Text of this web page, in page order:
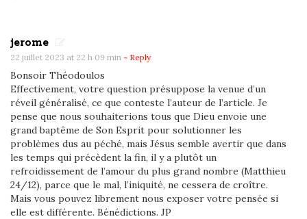
i
l
u
n
r
é
v
e
jerome
22 juillet 2023 at 22 h 09 min - Reply
Bonsoir Théodoulos
Effectivement, votre question présuppose la venue d’un
réveil généralisé, ce que conteste l’auteur de l’article. Je
pense que nous souhaiterions tous que Dieu envoie une
grand baptême de Son Esprit pour solutionner les
problèmes dus au péché, mais Jésus semble avertir que dans
les temps qui précèdent la fin, il y a plutôt un
refroidissement de l’amour du plus grand nombre (Matthieu
24/12), parce que le mal, l’iniquité, ne cessera de croître.
Mais vous pouvez librement nous exposer votre pensée si
elle est différente. Bénédictions. JP